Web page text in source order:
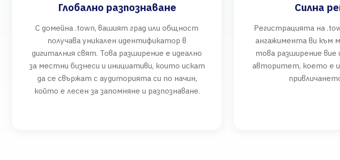
Глобално разпознаване
С домейна .town, вашият град или общност
получава уникален идентификатор в
дигиталния свят. Това разширение е идеално
за местни бизнеси и инициативи, които искат
да се свържат с аудиторията си по начин,
който е лесен за запомняне и разпознаване.
Силна
Регистрацията на
ангажимента ви към
това разширение вие
авторитет, което е